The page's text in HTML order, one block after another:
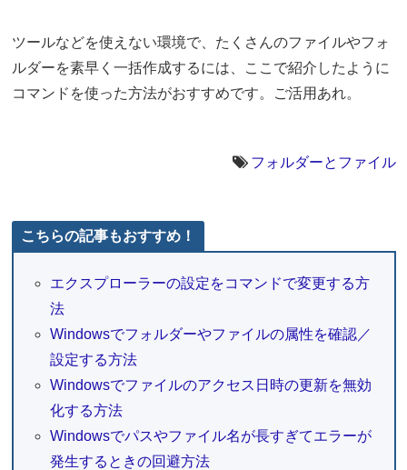
ツールなどを使えない環境で、たくさんのファイルやフォ
ルダーを素早く一括作成するには、ここで紹介したように
コマンドを使った方法がおすすめです。ご活用あれ。
フォルダーとファイル
こちらの記事もおすすめ！
エクスプローラーの設定をコマンドで変更する方
法
Windowsでフォルダーやファイルの属性を確認／
設定する方法
Windowsでファイルのアクセス日時の更新を無効
化する方法
Windowsでパスやファイル名が長すぎてエラーが
発生するときの回避方法